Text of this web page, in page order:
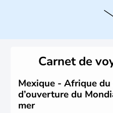
Histoire et
Mandela. Sa capitale
Pretoria. L'Afrique du
minières, notamment avec
Carnet de
Mexique - Afrique du
d’ouverture du
mer